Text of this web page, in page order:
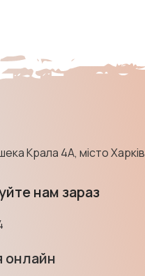
Крала 4А, місто Харків
нам зараз
онлайн